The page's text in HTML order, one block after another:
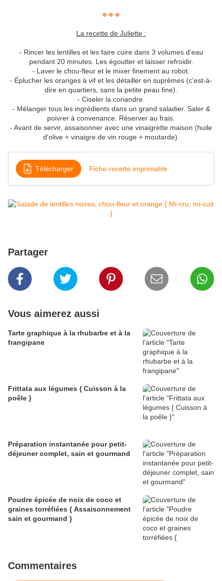
◆ ◆ ◆
La recette de Juliette :
- Rincer les lentilles et les faire cuire dans 3 volumes d'eau
pendant 20 minutes. Les égoutter et laisser refroidir.
- Laver le chou-fleur et le mixer finement au robot.
- Éplucher les oranges à vif et les détailler en suprêmes (c'est-à-
dire en quartiers, sans la petite peau fine).
- Ciseler la coriandre.
- Mélanger tous les ingrédients dans un grand saladier. Saler &
poivrer à convenance. Réserver au frais.
- Avant de servir, assaisonner avec une vinaigrette maison (huile
d'olive + vinaigre de vin rouge + moutarde).
Télécharger Fiche-recette imprimable
Partager
Vous aimerez aussi
Tarte graphique à la rhubarbe et à la
frangipane
Frittata aux légumes { Cuisson à la
poêle }
Préparation instantanée pour petit-
déjeuner complet, sain et gourmand
Poudre épicée de noix de coco et
graines torréfiées { Assaisonnement
sain et gourmand }
Commentaires